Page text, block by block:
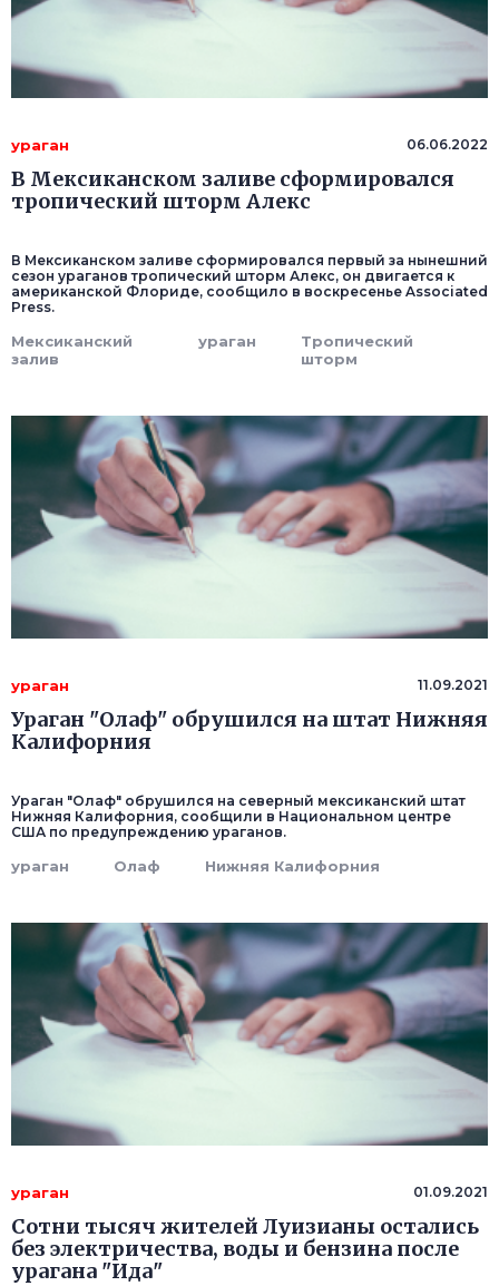
ураган 06.06.2022
В Мексиканском заливе сформировался
тропический шторм Алекс
В Мексиканском заливе сформировался первый за нынешний
сезон ураганов тропический шторм Алекс, он двигается к
американской Флориде, сообщило в воскресенье Associated
Press.
Мексиканский
залив
ураган
Тропический
шторм
ураган 11.09.2021
Ураган "Олаф" обрушился на штат Нижняя
Калифорния
Ураган "Олаф" обрушился на северный мексиканский штат
Нижняя Калифорния, сообщили в Национальном центре
США по предупреждению ураганов.
ураган Олаф Нижняя Калифорния
ураган 01.09.2021
Сотни тысяч жителей Луизианы остались
без электричества, воды и бензина после
урагана "Ида"